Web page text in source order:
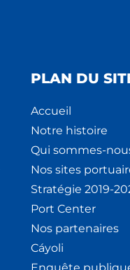
PLAN DU
Accueil
Notre histoire
Qui sommes-
Nos sites
Stratégie 2019-
Port Center
Nos partenaires
Cáyoli